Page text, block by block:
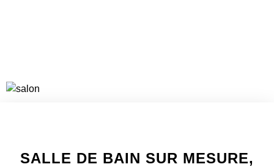
SALLE DE BAIN SUR MESURE,